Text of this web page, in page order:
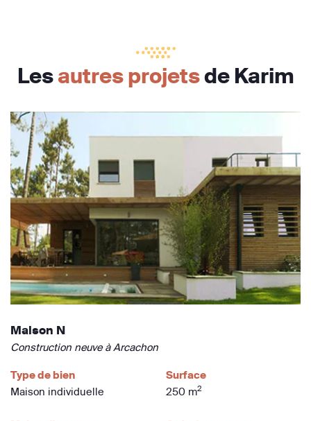
Lesautres projetsde Karim
Maison N
Construction neuve à Arcachon
Type de bien
Maison individuelle
Surface
250 m2